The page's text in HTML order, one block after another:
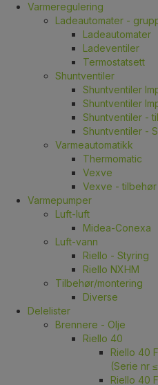
Varmeregulering
Ladeautomater -
Ladeautomater
Ladeventiler
Termostatsett
Shuntventiler
Shuntventiler
Shuntventiler
Shuntventiler -
Shuntventiler -
Varmeautomatikk
Thermomatic
Vexve
Vexve - tilbehør
Varmepumper
Luft-luft
Midea-Conexa
Luft-vann
Riello - Styring
Riello NXHM
Tilbehør/montering
Diverse
Delelister
Brennere - Olje
Riello 40
Riello 40
(Serie nr
Riello 40